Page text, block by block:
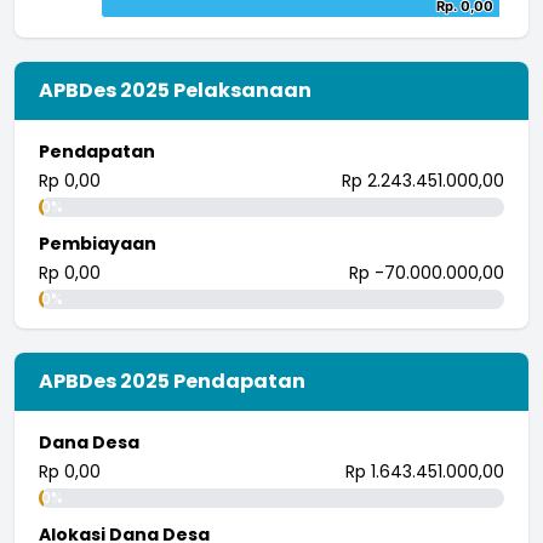
The chart has 1 Y axis displaying values. Data ranges from
Bar chart with 2 data series.
The chart has 1 Y axis displaying values. Data ranges
Rp. 0,00
Rp. 0,00
End of interactive chart.
APBDes 2025 Pelaksanaan
Pendapatan
Rp 0,00
Rp 2.243.451.000,00
0%
Pembiayaan
Rp 0,00
Rp -70.000.000,00
0%
APBDes 2025 Pendapatan
Dana Desa
Rp 0,00
Rp 1.643.451.000,00
0%
Alokasi Dana Desa